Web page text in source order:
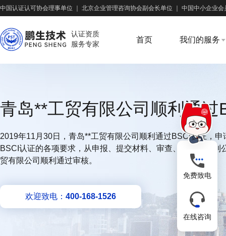
中国认证认可协会理事单位 北京企业管理咨询协会副会长单位 中国中小企业会
认证资质
服务专家
首页 我们的服务
青岛**工贸有限公司顺利通过
2019年11月30日，青岛**工贸有限公司顺利通过BSCI认证，
BSCI认证的各项要求，从申报、提交材料、审查、认定，再
贸有限公司顺利通过审核。
欢迎致电： 400-168-1526
免费致电
在线咨询